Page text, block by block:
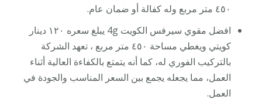
٤٥٠ متر مربع وله كفالة أو ضمان عام.
افضل مقوي سيرفس الكويت 4g يبلغ سعره ١٢٠ دينار
كويتي ويغطي مساحة ٤٥٠ متر مربع ، تعهد الشركة
بالتركيب الفوري له، كما أنه يتمتع بالكفاءة العالية أثناء
العمل، مما يجعله يجمع بين السعر المناسب والجودة في
العمل.